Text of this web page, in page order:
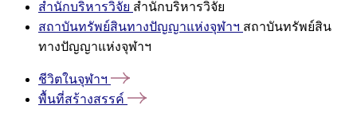
สำนักบริหารวิจัย สำนักบริหารวิจัย
สถาบันทรัพย์สินทางปัญญาแห่งจุฬาฯ สถาบันทรัพย์สิน
ทางปัญญาแห่งจุฬาฯ
ชีวิตในจุฬาฯ
พื้นที่สร้างสรรค์